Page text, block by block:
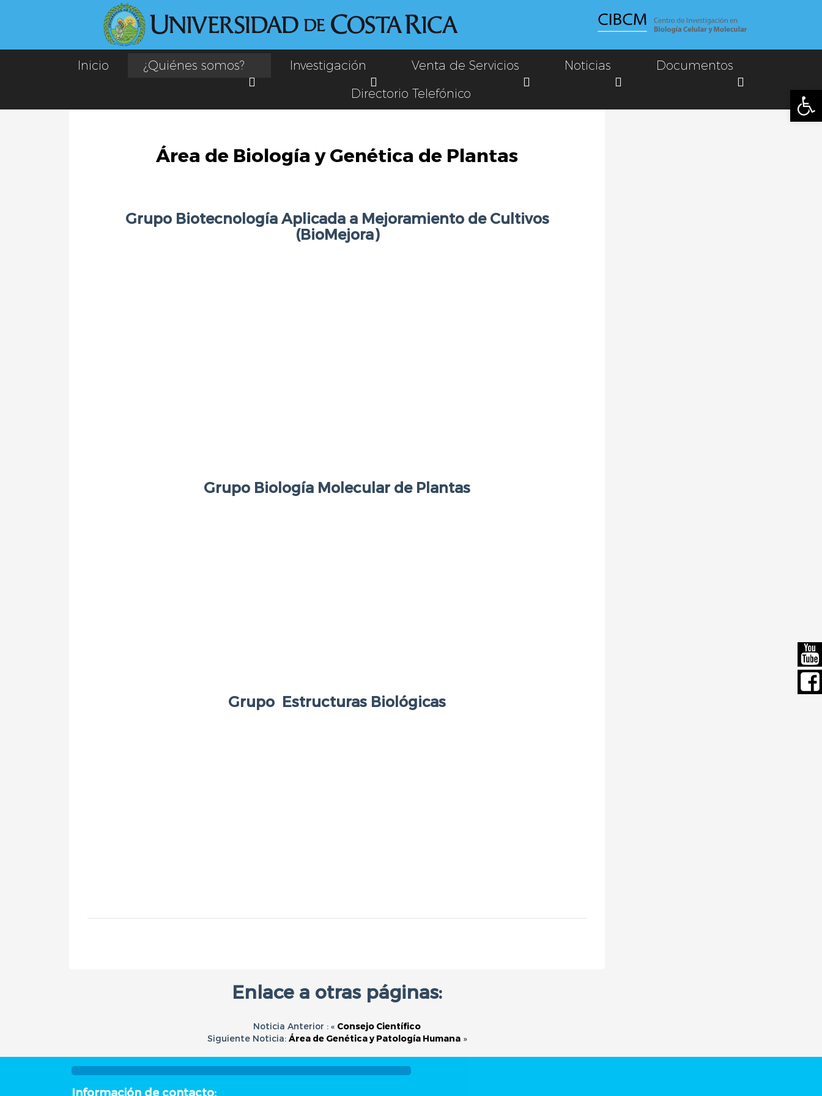
Inicio ¿Quiénes somos? Investigación Venta de Servicios Noticias
Documentos
Directorio Telefónico
Área de Biología y Genética de Plantas
Grupo Biotecnología Aplicada a Mejoramiento de Cultivos
(BioMejora)
Grupo Biología Molecular de Plantas
Grupo Estructuras Biológicas
Enlace a otras páginas:
Noticia Anterior : « Consejo Científico
Siguiente Noticia: Área de Genética y Patología Humana»
Información de contacto: